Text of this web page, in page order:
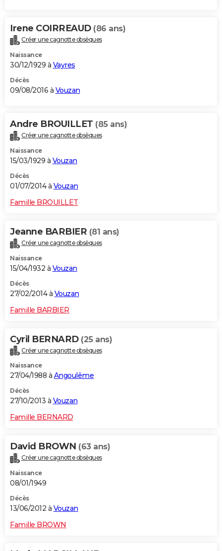
Irene COIRREAUD (86 ans)
Créer une cagnotte obsèques
Naissance
30/12/1929 à Vayres
Décès
09/08/2016 à Vouzan
Andre BROUILLET (85 ans)
Créer une cagnotte obsèques
Naissance
15/03/1929 à Vouzan
Décès
01/07/2014 à Vouzan
Famille BROUILLET
Jeanne BARBIER (81 ans)
Créer une cagnotte obsèques
Naissance
15/04/1932 à Vouzan
Décès
27/02/2014 à Vouzan
Famille BARBIER
Cyril BERNARD (25 ans)
Créer une cagnotte obsèques
Naissance
27/04/1988 à Angoulême
Décès
27/10/2013 à Vouzan
Famille BERNARD
David BROWN (63 ans)
Créer une cagnotte obsèques
Naissance
08/01/1949
Décès
13/06/2012 à Vouzan
Famille BROWN